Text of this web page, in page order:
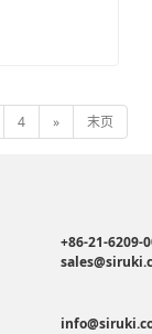
4 » 末页
+86-21-6209-